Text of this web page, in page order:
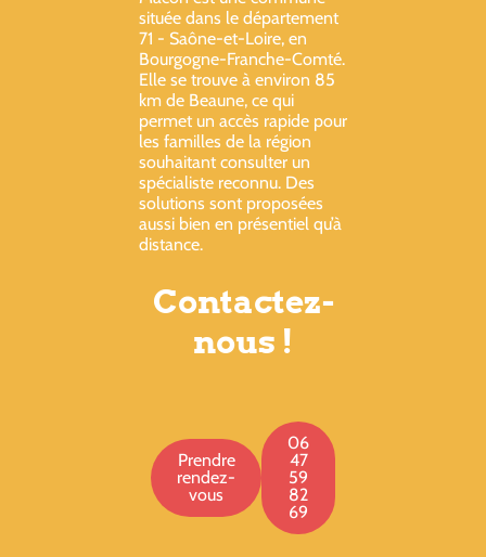
située dans le département
71 - Saône-et-Loire, en
Bourgogne-Franche-Comté.
Elle se trouve à environ 85
km de Beaune, ce qui
permet un accès rapide pour
les familles de la région
souhaitant consulter un
spécialiste reconnu. Des
solutions sont proposées
aussi bien en présentiel qu’à
distance.
Contactez-
nous !
Prendre
rendez-
vous
06
47
59
82
69